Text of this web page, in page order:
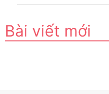
Bài viết mới